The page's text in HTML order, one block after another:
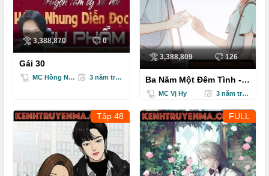
3,388,870 0
Gái 30
MC Hồng Nhung 3 năm trước
3,388,809 126
Ba Năm Một Đêm Tình -
Truyện Ngôn Tình
MC Vị Hy 3 năm trước
Tập 48 FULL